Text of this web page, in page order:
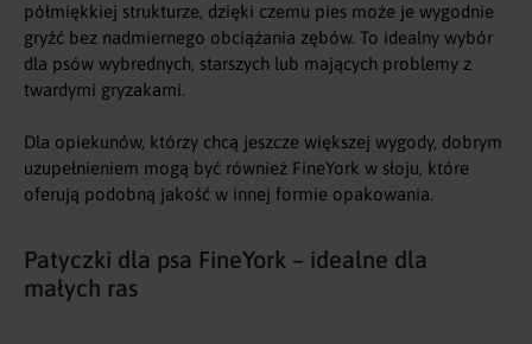
półmiękkiej strukturze, dzięki czemu pies może je wygodnie
gryźć bez nadmiernego obciążania zębów. To idealny wybór
dla psów wybrednych, starszych lub mających problemy z
twardymi gryzakami.
Dla opiekunów, którzy chcą jeszcze większej wygody, dobrym
uzupełnieniem mogą być również FineYork w słoju, które
oferują podobną jakość w innej formie opakowania.
Patyczki dla psa FineYork – idealne dla
małych ras